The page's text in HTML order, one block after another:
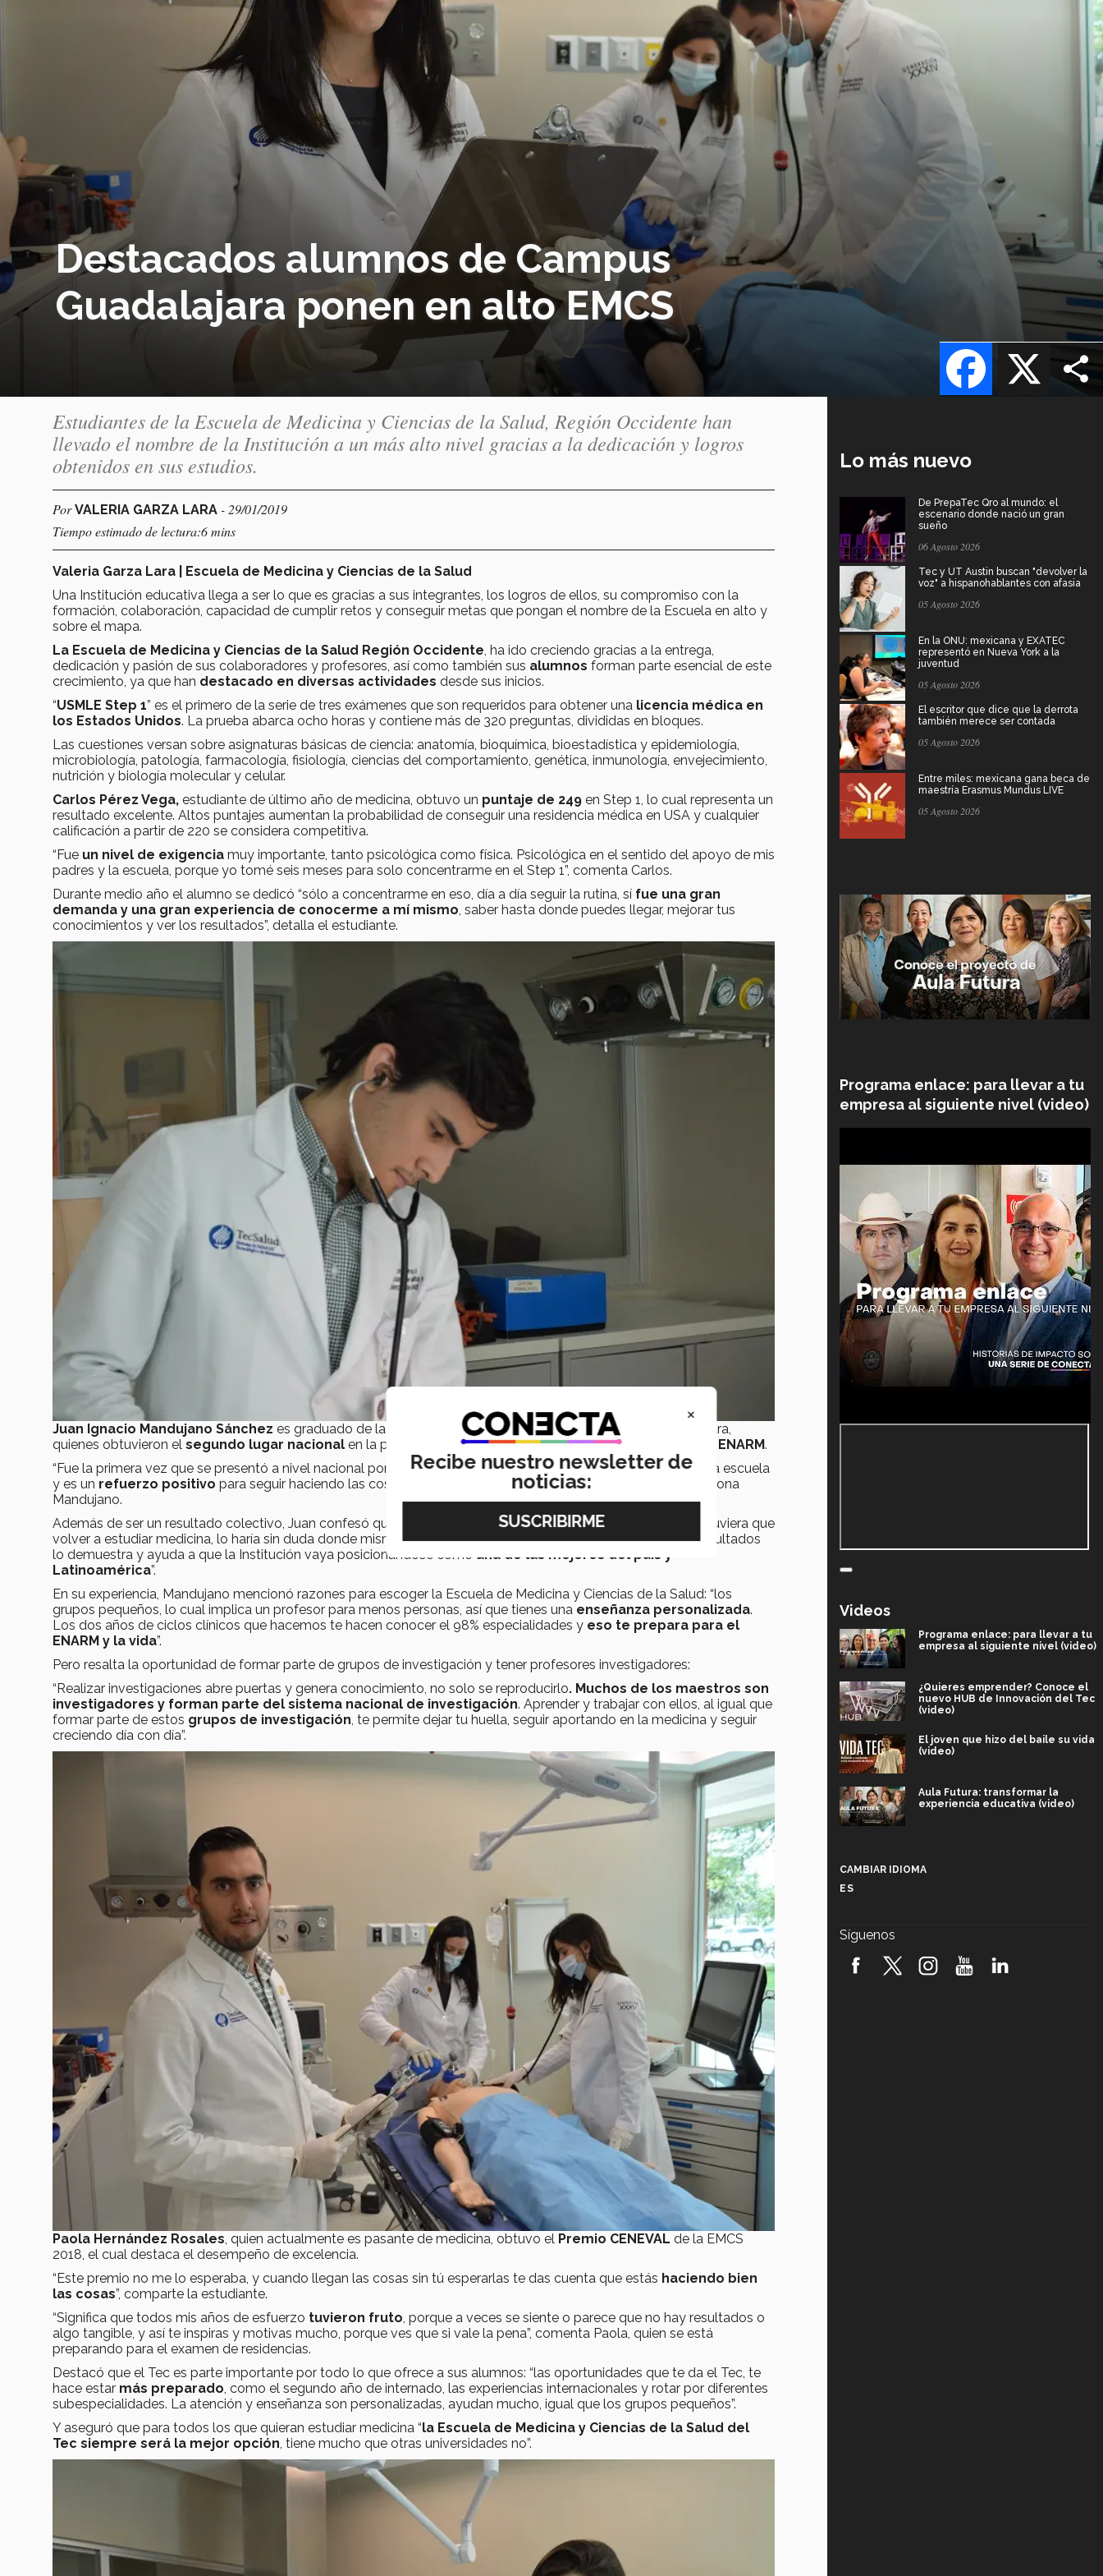
Destacados alumnos de Campus
Guadalajara ponen en alto EMCS
X
Facebook
Estudiantes de la Escuela de Medicina y Ciencias de la Salud, Región Occidente han
llevado el nombre de la Institución a un más alto nivel gracias a la dedicación y logros
obtenidos en sus estudios.
PorVALERIA GARZA LARA - 29/01/2019
Tiempo estimado de lectura:6 mins
Valeria Garza Lara | Escuela de Medicina y Ciencias de la Salud
Una Institución educativa llega a ser lo que es gracias a sus integrantes, los logros de ellos, su compromiso con la
formación, colaboración, capacidad de cumplir retos y conseguir metas que pongan el nombre de la Escuela en alto y
sobre el mapa.
La Escuela de Medicina y Ciencias de la Salud Región Occidente , ha ido creciendo gracias a la entrega,
dedicación y pasión de sus colaboradores y profesores, así como también sus alumnos forman parte esencial de este
crecimiento, ya que han destacado en diversas actividades desde sus inicios.
“USMLE Step 1” es el primero de la serie de tres exámenes que son requeridos para obtener una licencia médica en
los Estados Unidos. La prueba abarca ocho horas y contiene más de 320 preguntas, divididas en bloques.
Las cuestiones versan sobre asignaturas básicas de ciencia: anatomía, bioquímica, bioestadística y epidemiología,
microbiología, patología, farmacología, fisiología, ciencias del comportamiento, genética, inmunología, envejecimiento,
nutrición y biología molecular y celular.
Carlos Pérez Vega, estudiante de último año de medicina, obtuvo un puntaje de 249 en Step 1, lo cual representa un
resultado excelente. Altos puntajes aumentan la probabilidad de conseguir una residencia médica en USA y cualquier
calificación a partir de 220 se considera competitiva.
“Fue un nivel de exigencia muy importante, tanto psicológica como física. Psicológica en el sentido del apoyo de mis
padres y la escuela, porque yo tomé seis meses para solo concentrarme en el Step 1”, comenta Carlos.
Durante medio año el alumno se dedicó “sólo a concentrarme en eso, día a día seguir la rutina, sí fue una gran
demanda y una gran experiencia de conocerme a mí mismo , saber hasta donde puedes llegar, mejorar tus
conocimientos y ver los resultados”, detalla el estudiante.
Juan Ignacio Mandujano Sánchez es graduado de la primera generación de medicina en campus Guadalajara,
quienes obtuvieron el segundo lugar nacional en la prueba de conocimientos y en número de admitidos en ENARM.
“Fue la primera vez que se presentó a nivel nacional por parte del campus, y el resultado eleva el nombre de la escuela
y es un refuerzo positivo para seguir haciendo las cosas mejor de como las hemos estado haciendo”, menciona
Mandujano.
Además de ser un resultado colectivo, Juan confesó que esto es también el logro de una meta personal y si tuviera que
volver a estudiar medicina, lo haría sin duda donde mismo ya que “somoslíderes en saludy este tipo de resultados
lo demuestra y ayuda a que la Institución vaya posicionándose como una de las mejores del país y
Latinoamérica”.
En su experiencia, Mandujano mencionó razones para escoger la Escuela de Medicina y Ciencias de la Salud: “los
grupos pequeños, lo cual implica un profesor para menos personas, así que tienes una enseñanza personalizada.
Los dos años de ciclos clínicos que hacemos te hacen conocer el 98% especialidades y eso te prepara para el
ENARM y la vida”.
Pero resalta la oportunidad de formar parte de grupos de investigación y tener profesores investigadores:
“Realizar investigaciones abre puertas y genera conocimiento, no solo se reproducirlo. Muchos de los maestros son
investigadores y forman parte del sistema nacional de investigación. Aprender y trabajar con ellos, al igual que
formar parte de estos grupos de investigación, te permite dejar tu huella, seguir aportando en la medicina y seguir
creciendo día con día”.
Paola Hernández Rosales, quien actualmente es pasante de medicina, obtuvo el Premio CENEVAL de la EMCS
2018, el cual destaca el desempeño de excelencia.
“Este premio no me lo esperaba, y cuando llegan las cosas sin tú esperarlas te das cuenta que estás haciendo bien
las cosas”, comparte la estudiante.
“Significa que todos mis años de esfuerzo tuvieron fruto, porque a veces se siente o parece que no hay resultados o
algo tangible, y así te inspiras y motivas mucho, porque ves que si vale la pena”, comenta Paola, quien se está
preparando para el examen de residencias.
Destacó que el Tec es parte importante por todo lo que ofrece a sus alumnos: “las oportunidades que te da el Tec, te
hace estar más preparado, como el segundo año de internado, las experiencias internacionales y rotar por diferentes
subespecialidades. La atención y enseñanza son personalizadas, ayudan mucho, igual que los grupos pequeños”.
Y aseguró que para todos los que quieran estudiar medicina “la Escuela de Medicina y Ciencias de la Salud del
Tec siempre será la mejor opción, tiene mucho que otras universidades no”.
Lo más nuevo
De PrepaTec Qro al mundo: el
escenario donde nació un gran
sueño
06 Agosto 2026
Tec y UT Austin buscan "devolver la
voz" a hispanohablantes con afasia
05 Agosto 2026
En la ONU: mexicana y EXATEC
representó en Nueva York a la
juventud
05 Agosto 2026
El escritor que dice que la derrota
también merece ser contada
05 Agosto 2026
Entre miles: mexicana gana beca de
maestría Erasmus Mundus LIVE
05 Agosto 2026
Programa enlace: para llevar a tu
empresa al siguiente nivel (video)
Videos
Programa enlace: para llevar a tu
empresa al siguiente nivel (video)
¿Quieres emprender? Conoce el
nuevo HUB de Innovación del Tec
(video)
El joven que hizo del baile su vida
(video)
Aula Futura: transformar la
experiencia educativa (video)
robótica FIRST 2026! (video)
CAMBIAR IDIOMA
ES
Síguenos
×
Recibe nuestro newsletter de
noticias: